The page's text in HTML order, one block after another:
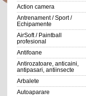
Action camera
Antrenament / Sport /
Echipamente
AirSoft / Paintball
profesional
Antifoane
Antirozatoare, anticaini,
antipasari, antiinsecte
Arbalete
Autoaparare